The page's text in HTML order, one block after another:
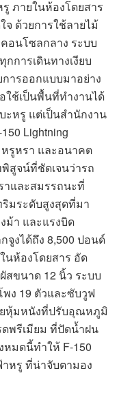
ภายในห้องโดยสาร
ด้วยการใช้ลายไม้
อนโซลกลาง ระบบ
กการเดินทางเงียบ
ารออกแบบมาอย่าง
ใช้เป็นพื้นที่ทำงานได้
ะหรู แต่เป็นสำนักงาน
Lightning
หรูหรา และอนาคต
พิสูจน์ที่ชัดเจนว่ารถ
และสมรรถนะที่
ริมระดับสูงสุดที่มา
ม้า และแรงบิด
จูงได้ถึง 8,500 ปอนด์
นห้องโดยสาร อัด
สขนาด 12 นิ้ว ระบบ
พง 19 ตัวและซับวูฟ
ยหุ้มหนังที่ปรับอุณหภูมิ
ดพรีเมียม ที่ปัดน้ำฝน
มดนี้ทำให้ F-150
าหรู ที่น่าจับตามอง